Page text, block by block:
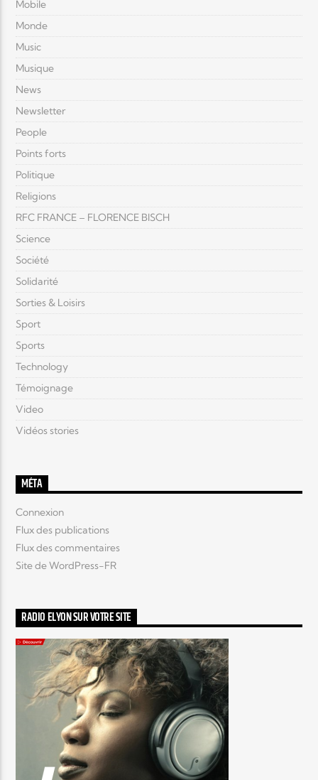
Mobile
Monde
Music
Musique
News
Newsletter
People
Points forts
Politique
Religions
RFC FRANCE – FLORENCE BISCH
Science
Société
Solidarité
Sorties & Loisirs
Sport
Sports
Technology
Témoignage
Video
Vidéos stories
MÉTA
Connexion
Flux des publications
Flux des commentaires
Site de WordPress-FR
RADIO ELYON SUR VOTRE SITE